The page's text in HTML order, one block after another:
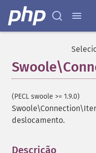
(PECL swoole >= 1.9.0)
deslocamento.
Descrição